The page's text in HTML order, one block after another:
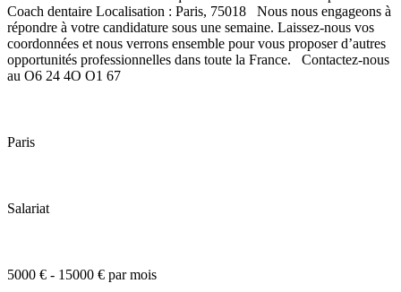
Coach dentaire Localisation : Paris, 75018 Nous nous engageons à
répondre à votre candidature sous une semaine. Laissez-nous vos
coordonnées et nous verrons ensemble pour vous proposer d’autres
opportunités professionnelles dans toute la France. Contactez-nous
au O6 24 4O O1 67
Paris
Salariat
5000 € - 15000 € par mois